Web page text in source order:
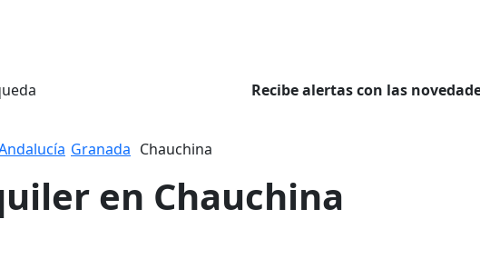
Recibe alertas con las
Granada Chauchina
en Chauchina